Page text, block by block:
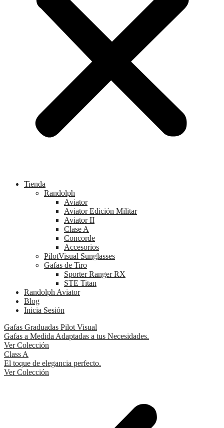
Tienda
Randolph
Aviator
Aviator Edición Militar
Aviator II
Clase A
Concorde
Accesorios
PilotVisual Sunglasses
Gafas de Tiro
Sporter Ranger RX
STE Titan
Randolph Aviator
Blog
Inicia Sesión
Gafas Graduadas Pilot Visual
Gafas a Medida Adaptadas a tus Necesidades.
Ver Colección
Class A
El toque de elegancia perfecto.
Ver Colección